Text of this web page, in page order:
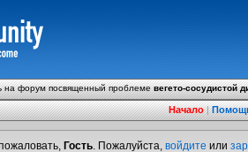
на форум посвященный проблемевегето-сосудистой
Начало|
Гость. Пожалуйста, войдите или